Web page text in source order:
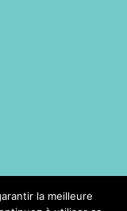
la meilleure